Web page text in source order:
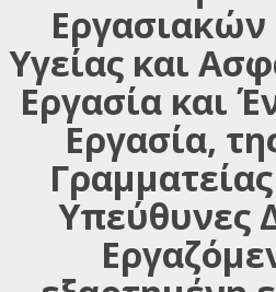
Υγείας και
Εργασία και
Εργασία,
Υπεύθυνες